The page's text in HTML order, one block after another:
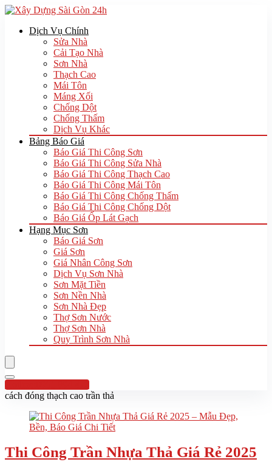
Dịch Vụ Chính
Sửa Nhà
Cải Tạo Nhà
Sơn Nhà
Thạch Cao
Mái Tôn
Máng Xối
Chống Dột
Chống Thấm
Dịch Vụ Khác
Bảng Báo Giá
Báo Giá Thi Công Sơn
Báo Giá Thi Công Sửa Nhà
Báo Giá Thi Công Thạch Cao
Báo Giá Thi Công Mái Tôn
Báo Giá Thi Công Chống Thấm
Báo Giá Thi Công Chống Dột
Báo Giá Ốp Lát Gạch
Hạng Mục Sơn
Báo Giá Sơn
Giá Sơn
Giá Nhân Công Sơn
Dịch Vụ Sơn Nhà
Sơn Mặt Tiền
Sơn Nền Nhà
Sơn Nhà Đẹp
Thợ Sơn Nước
Thợ Sơn Nhà
Quy Trình Sơn Nhà
Hotline:0961 894 472
cách đóng thạch cao trần thả
Thi Công Trần Nhựa Thả Giá Rẻ 2025